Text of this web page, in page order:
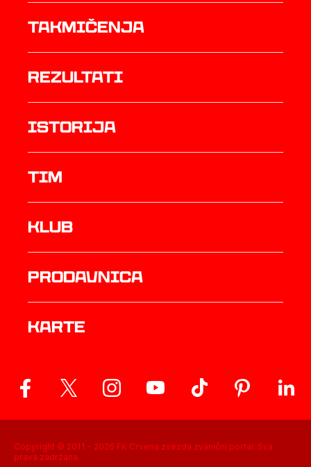
Takmičenja
rezultati
istorija
TIM
Klub
prodavnica
Karte
Copyright © 2011 - 2026 FK Crvena zvezda zvanični portal. Sva
prava zadržana.